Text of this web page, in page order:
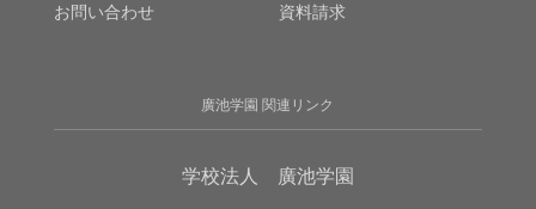
お問い合わせ 資料請求
廣池学園 関連リンク
学校法人 廣池学園